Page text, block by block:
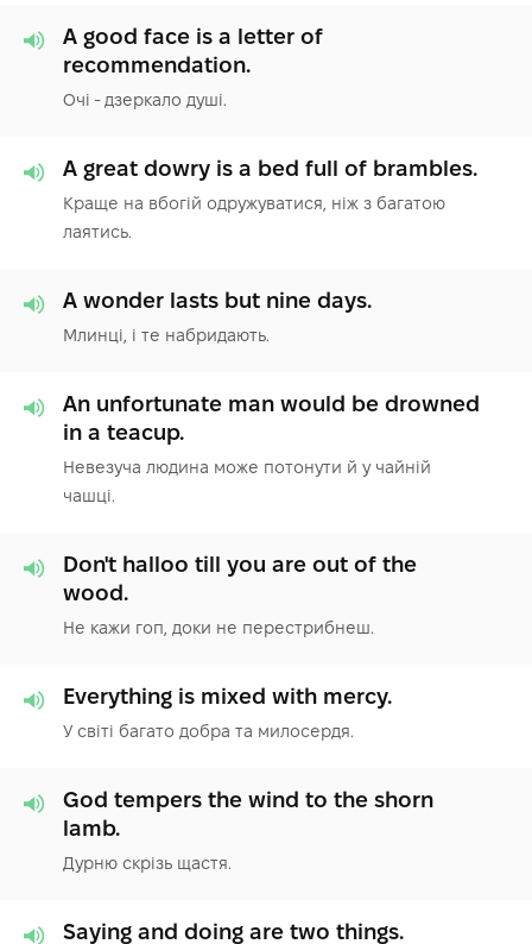
A good face is a letter of
recommendation.
Очі - дзеркало душі.
A great dowry is a bed full of brambles.
Краще на вбогій одружуватися, ніж з багатою
лаятись.
A wonder lasts but nine days.
Млинці, і те набридають.
An unfortunate man would be drowned
in a teacup.
Невезуча людина може потонути й у чайній
чашці.
Don't halloo till you are out of the
wood.
Не кажи гоп, доки не перестрибнеш.
Everything is mixed with mercy.
У світі багато добра та милосердя.
God tempers the wind to the shorn
lamb.
Дурню скрізь щастя.
Saying and doing are two things.